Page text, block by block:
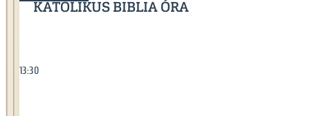
KATOLIKUS BIBLIA ÓRA
13:30